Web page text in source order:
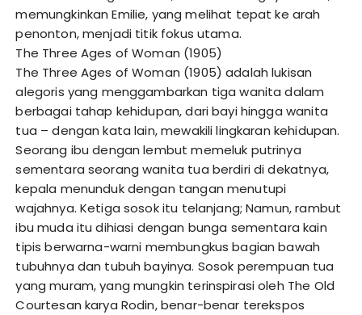
memungkinkan Emilie, yang melihat tepat ke arah
penonton, menjadi titik fokus utama.
The Three Ages of Woman (1905)
The Three Ages of Woman (1905) adalah lukisan
alegoris yang menggambarkan tiga wanita dalam
berbagai tahap kehidupan, dari bayi hingga wanita
tua – dengan kata lain, mewakili lingkaran kehidupan.
Seorang ibu dengan lembut memeluk putrinya
sementara seorang wanita tua berdiri di dekatnya,
kepala menunduk dengan tangan menutupi
wajahnya. Ketiga sosok itu telanjang; Namun, rambut
ibu muda itu dihiasi dengan bunga sementara kain
tipis berwarna-warni membungkus bagian bawah
tubuhnya dan tubuh bayinya. Sosok perempuan tua
yang muram, yang mungkin terinspirasi oleh The Old
Courtesan karya Rodin, benar-benar terekspos